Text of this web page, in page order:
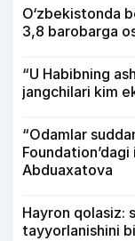
O‘zbekistonda
3,8 barobarga
“U Habibning
jangchilari kim
“Odamlar
Abduaxatova
Hayron qolasiz:
tayyorlanishini